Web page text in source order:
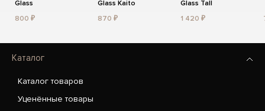
Glass
800 ₽
Glass Kaito
870 ₽
Glass Tall
1 420 ₽
Каталог
Каталог товаров
Уценённые товары